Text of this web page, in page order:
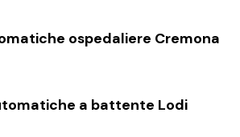
ospedaliere Cremona
a battente Lodi